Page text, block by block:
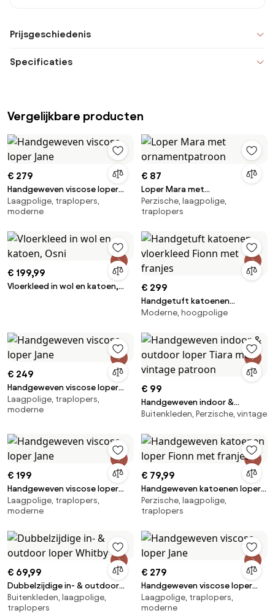
Prijsgeschiedenis
Specificaties
Vergelijkbare producten
€ 279
Handgeweven viscose loper
Jane
Laagpolige, traplopers,
moderne
€ 87
Loper Mara met
ornamentpatroon
Perzische, laagpolige,
traplopers
€ 199,99
Vloerkleed in wol en katoen,
€ 299
Handgetuft katoenen
vloerkleed Fionn met franjes
Moderne, hoogpolige
€ 249
Handgeweven viscose loper
Jane
Laagpolige, traplopers,
moderne
€ 99
Handgeweven indoor &
outdoor loper Tiara met
Buitenkleden, Perzische, vintage
€ 199
Handgeweven viscose loper
Jane
Laagpolige, traplopers,
moderne
€ 79,99
Handgeweven katoenen loper
Fionn met franjes
Perzische, laagpolige,
traplopers
€ 69,99
Dubbelzijdige in- & outdoor
loper Whitby
Buitenkleden, laagpolige,
traplopers
€ 279
Handgeweven viscose loper
Jane
Laagpolige, traplopers,
moderne